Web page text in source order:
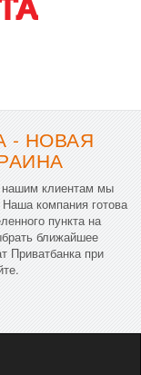
- НОВАЯ
нашим клиентам мы
компания готова
пункта на
ближайшее
Приватбанка при